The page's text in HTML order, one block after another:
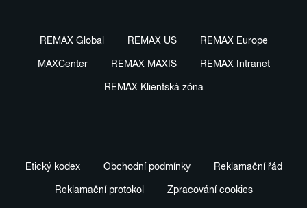
REMAX Global REMAX US REMAX Europe
MAXCenter REMAX MAXIS REMAX Intranet
REMAX Klientská zóna
Etický kodex Obchodní podmínky Reklamační řád
Reklamační protokol Zpracování cookies